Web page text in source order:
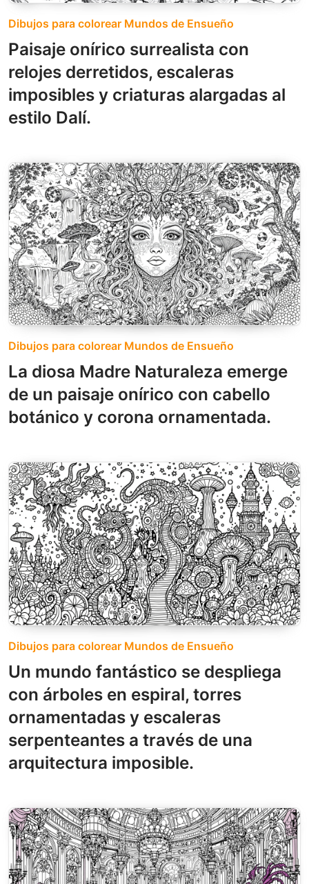
Dibujos para colorear Mundos de Ensueño
Paisaje onírico surrealista con
relojes derretidos, escaleras
imposibles y criaturas alargadas al
estilo Dalí.
Dibujos para colorear Mundos de Ensueño
La diosa Madre Naturaleza emerge
de un paisaje onírico con cabello
botánico y corona ornamentada.
Dibujos para colorear Mundos de Ensueño
Un mundo fantástico se despliega
con árboles en espiral, torres
ornamentadas y escaleras
serpenteantes a través de una
arquitectura imposible.